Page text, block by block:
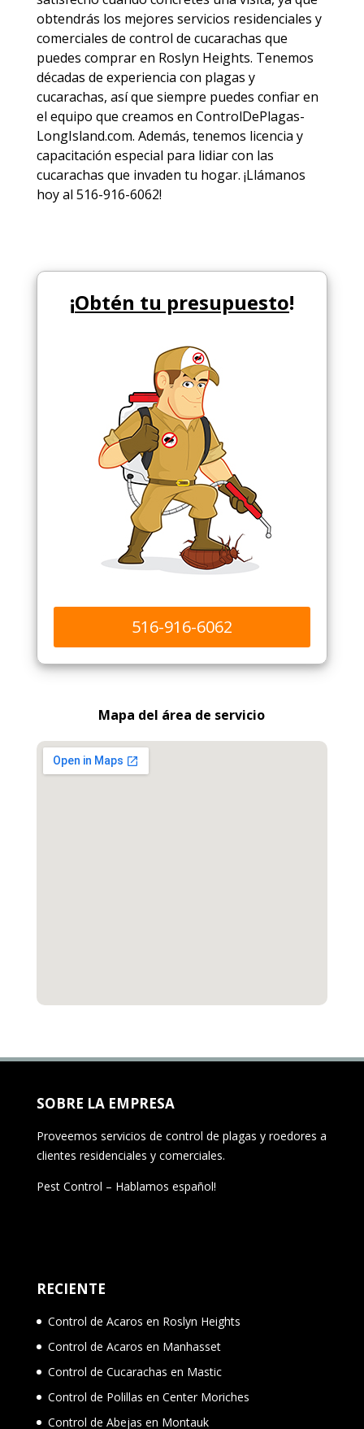
obtendrás los mejores servicios residenciales y
comerciales de control de cucarachas que
puedes comprar en Roslyn Heights. Tenemos
décadas de experiencia con plagas y
cucarachas, así que siempre puedes confiar en
el equipo que creamos en ControlDePlagas-
LongIsland.com. Además, tenemos licencia y
capacitación especial para lidiar con las
cucarachas que invaden tu hogar. ¡Llámanos
hoy al 516-916-6062!
¡Obtén tu presupuesto!
516-916-6062
Mapa del área de servicio
SOBRE LA EMPRESA
Proveemos servicios de control de plagas y roedores a
clientes residenciales y comerciales.
Pest Control – Hablamos español!
RECIENTE
Control de Acaros en Roslyn Heights
Control de Acaros en Manhasset
Control de Cucarachas en Mastic
Control de Polillas en Center Moriches
Control de Abejas en Montauk